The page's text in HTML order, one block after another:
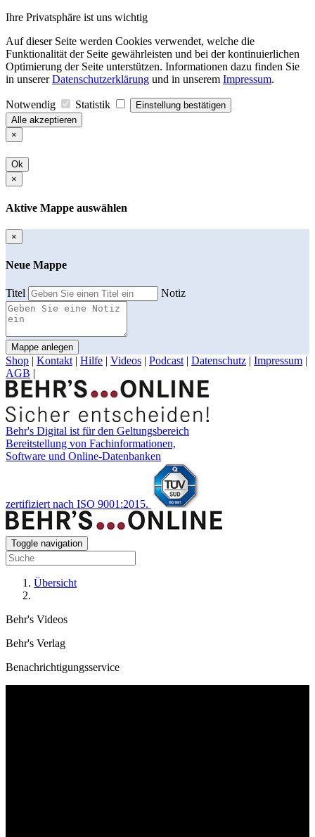
Ihre Privatsphäre ist uns wichtig
Auf dieser Seite werden Cookies verwendet, welche die
Funktionalität der Seite gewährleisten und bei der kontinuierlichen
Optimierung der Seite unterstützen. Informationen dazu finden Sie
in unsererDatenschutzerklärung und in unserem Impressum.
Notwendig Statistik
Einstellung bestätigen
Alle akzeptieren
×
Ok
×
Aktive Mappe auswählen
×
Neue Mappe
Titel Notiz
Mappe anlegen
Shop | Kontakt | Hilfe | Videos | Podcast | Datenschutz | Impressum |
AGB |
Behr's Digital ist für den Geltungsbereich
Bereitstellung von Fachinformationen,
Software und Online-Datenbanken
zertifiziert nach ISO 9001:2015.
Toggle navigation
Übersicht
Behr's Videos
Behr's Verlag
Benachrichtigungsservice